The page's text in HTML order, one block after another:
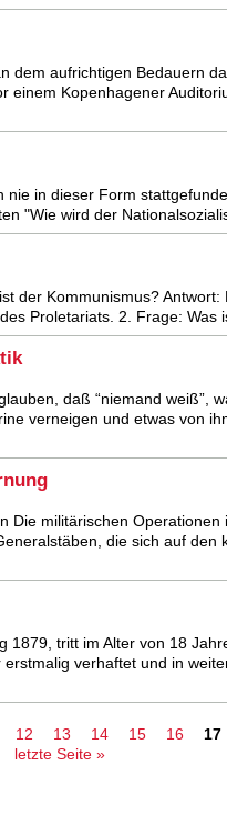
dem aufrichtigen Bedauern
einem Kopenhagener
in dieser Form
"Wie wird der
der Kommunismus? Antwort:
Proletariats. 2. Frage: Was
daß “niemand weiß”,
verneigen und etwas von
Die militärischen Operationen
die sich auf den
1879, tritt im Alter von 18
verhaftet und in
12 13 14 15 16 17
letzte Seite »